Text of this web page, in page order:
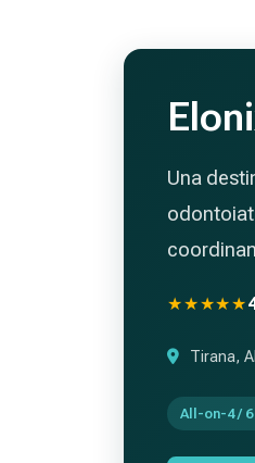
Una
★★★★★
Tirana,
All-on-4 / 6